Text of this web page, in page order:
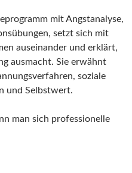
mit Angstanalyse,
setzt sich mit
auseinander und erklärt,
ausmacht. Sie erwähnt
soziale
und Selbstwert.
man sich professionelle
Selbsthilfeprogramm